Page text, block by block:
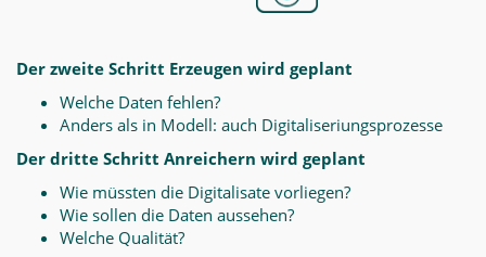
Der zweite Schritt Erzeugen wird geplant
Welche Daten fehlen?
Anders als in Modell: auch Digitaliseriungsprozesse
Der dritte Schritt Anreichern wird geplant
Wie müssten die Digitalisate vorliegen?
Wie sollen die Daten aussehen?
Welche Qualität?